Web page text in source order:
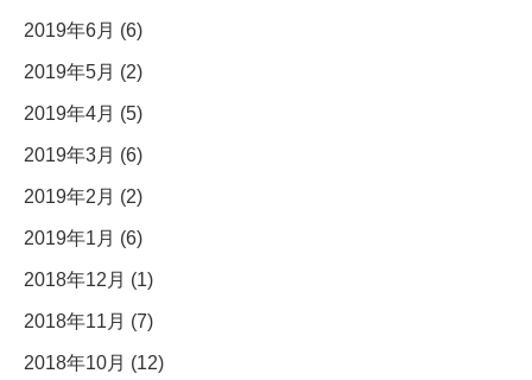
2019年6月 (6)
2019年5月 (2)
2019年4月 (5)
2019年3月 (6)
2019年2月 (2)
2019年1月 (6)
2018年12月 (1)
2018年11月 (7)
2018年10月 (12)